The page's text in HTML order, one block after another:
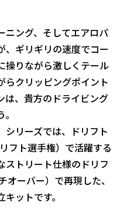
ング、そしてエアロパ
、ギリギリの速度でコー
操りながら激しくテール
らクリッピングポイント
は、貴方のドライビング
リーズでは、ドリフト
フト選手権）で活躍する
ストリート仕様のドリフ
オーバー）で再現した、
ットです。